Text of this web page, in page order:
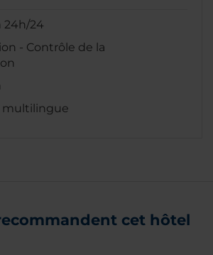
24h/24
- Contrôle de la
multilingue
cet hôtel